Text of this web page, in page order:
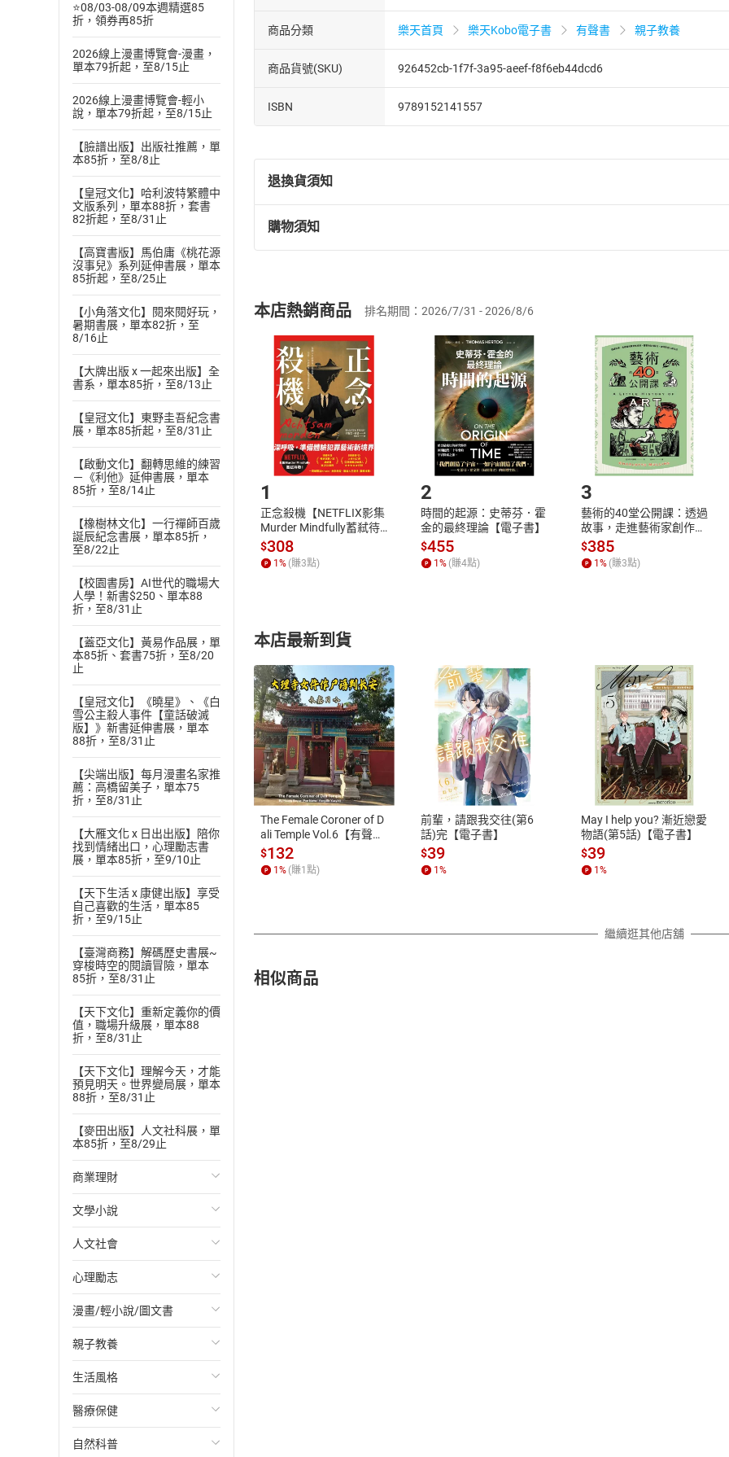
⭐08/03-08/09本週精選85
折，領券再85折
2026線上漫畫博覽會-漫畫，
單本79折起，至8/15止
2026線上漫畫博覽會-輕小
說，單本79折起，至8/15止
【臉譜出版】出版社推薦，單
本85折，至8/8止
【皇冠文化】哈利波特繁體中
文版系列，單本88折，套書
82折起，至8/31止
【高寶書版】馬伯庸《桃花源
沒事兒》系列延伸書展，單本
85折起，至8/25止
【小角落文化】閱來閱好玩，
暑期書展，單本82折，至
8/16止
【大牌出版 x 一起來出版】全
書系，單本85折，至8/13止
【皇冠文化】東野圭吾紀念書
展，單本85折起，至8/31止
【啟動文化】翻轉思維的練習
－《利他》延伸書展，單本
85折，至8/14止
【橡樹林文化】一行禪師百歲
誕辰紀念書展，單本85折，
至8/22止
【校園書房】AI世代的職場大
人學！新書$250、單本88
折，至8/31止
【蓋亞文化】黃易作品展，單
本85折、套書75折，至8/20
止
【皇冠文化】《曉星》、《白
雪公主殺人事件【童話破滅
版】》新書延伸書展，單本
88折，至8/31止
【尖端出版】每月漫畫名家推
薦：高橋留美子，單本75
折，至8/31止
【大雁文化 x 日出出版】陪你
找到情緒出口，心理勵志書
展，單本85折，至9/10止
【天下生活 x 康健出版】享受
自己喜歡的生活，單本85
折，至9/15止
【臺灣商務】解碼歷史書展~
穿梭時空的閱讀冒險，單本
85折，至8/31止
【天下文化】重新定義你的價
值，職場升級展，單本88
折，至8/31止
【天下文化】理解今天，才能
預見明天。世界變局展，單本
88折，至8/31止
【麥田出版】人文社科展，單
本85折，至8/29止
商業理財
投資理財
經濟/趨勢
財務/金融
管理/領導
職場工作術
成功法
行銷/廣告
傳記
文學小說
歐美文學
日本文學
韓國文學
華文文學
經典文學
成長/家庭生活小說
懸疑/推理小說
人文社會
國際關係
政治
社會科學
台灣/中國歷史
日/韓歷史
其他歷史/史學
心理勵志
心靈成長/情緒
人際關係
兩性關係
心理學
漫畫/輕小說/圖文書
輕小說
奇幻/科幻
愛情故事
職場/社會寫實
親子教養
教育現場
兒童文學/故事
兒童科普/學習
生活風格
飲食/食譜
健身/美顏
醫療保健
健康/養生
自然科普
商品分類 樂天首頁 樂天Kobo電子書 有聲書 親子教養
商品貨號(SKU) 926452cb-1f7f-3a95-aeef-f8f6eb44dcd6
ISBN 9789152141557
退換貨須知
退換貨規定：
(一)依消費者保護法第19條第1項後段暨通訊交易解除權合理例外情事適用
(二)消費者訂購本店鋪之商品即代表知悉本店鋪所銷售之商品為電子書，
且已下載/存取電子書，不得請求退貨退款。
退貨方式：您欲取消訂單或辦理退貨時，請登入樂天市場，並於「我的訂單
貨」，本店鋪將依您的申請進行審核，待審核通過後將為您辦理退款事宜。
請注意，樂天市場須以整筆訂單為單位進行取消/退貨，恕無法以單支商品取
購物須知
挑選商品
Choose
放入購物車
Shopping cart
登入帳號
Login
購書後，如何開始使用？
Step1.選擇閱讀載具 Step2.登入
付款方式
ATM轉帳、信用卡、LINE PAY、AFTEE
退換貨規範
本店是否提供消費者保護法七日猶
之權利，遽消費者保護法及通訊交
除權合理例外情事適用準則，依商
質各有不同規定。詳細退換貨說明
照各商品說明。
本店熱銷商品 排名期間：2026/7/31 - 2026/8/6
1
正念殺機【NETFLIX影集
Murder Mindfully蓄弒待
發】【電子書】
$308
1 % (賺3點)
2
時間的起源：史蒂芬．霍
金的最終理論【電子書】
$455
1 % (賺4點)
3
藝術的40堂公開課：透過
故事，走進藝術家創作現
場，看藝術如何誕生、如
何形塑人類生活【電子
書】
$385
1 % (賺3點)
本店最新到貨
The Female Coroner of D
ali Temple Vol.6【有聲
書】
$132
1 % (賺1 點)
前輩，請跟我交往(第6
話)完【電子書】
$39
1 %
May I help you? 漸近戀愛
物語(第5話)【電子書】
$39
1 %
繼續逛其他店舖
相似商品